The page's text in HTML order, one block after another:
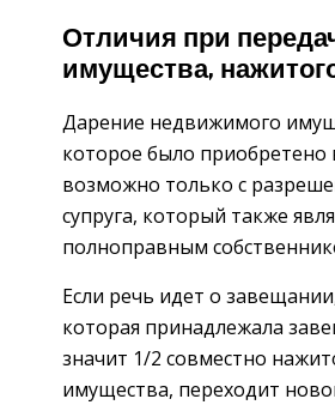
Отличия при
имущества,
Дарение недвижимого
которое было приобретено
возможно только с
супруга, который также
полноправным
Если речь идет о
которая принадлежала
значит 1/2 совместно
имущества, переходит